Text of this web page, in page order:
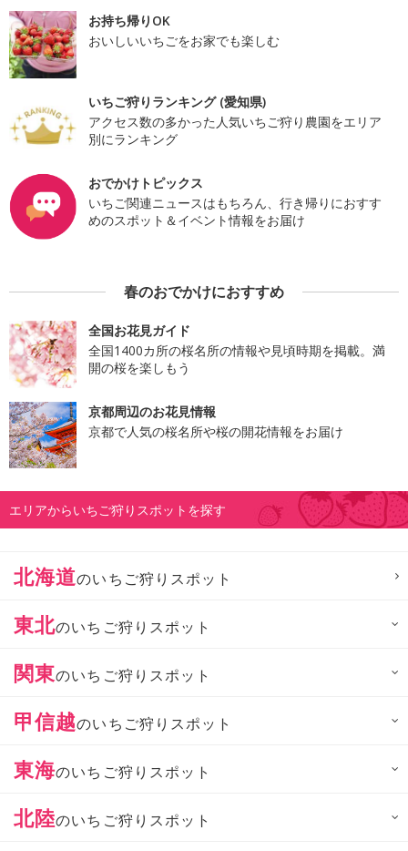
お持ち帰りOK
おいしいいちごをお家でも楽しむ
いちご狩りランキング (愛知県)
アクセス数の多かった人気いちご狩り農園をエリア
別にランキング
おでかけトピックス
いちご関連ニュースはもちろん、行き帰りにおすす
めのスポット＆イベント情報をお届け
春のおでかけにおすすめ
全国お花見ガイド
全国1400カ所の桜名所の情報や見頃時期を掲載。満
開の桜を楽しもう
京都周辺のお花見情報
京都で人気の桜名所や桜の開花情報をお届け
エリアからいちご狩りスポットを探す
北海道のいちご狩りスポット
東北のいちご狩りスポット
関東のいちご狩りスポット
甲信越のいちご狩りスポット
東海のいちご狩りスポット
北陸のいちご狩りスポット